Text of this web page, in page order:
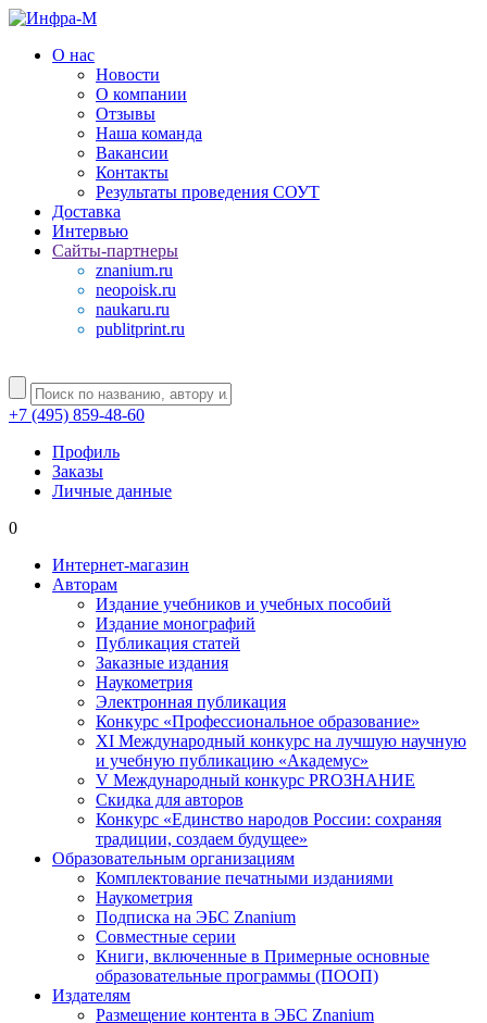
О нас
Новости
О компании
Отзывы
Наша команда
Вакансии
Контакты
Результаты проведения СОУТ
Доставка
Интервью
Сайты-партнеры
znanium.ru
neopoisk.ru
naukaru.ru
publitprint.ru
+7 (495) 859-48-60
Профиль
Заказы
Личные данные
0
Интернет-магазин
Авторам
Издание учебников и учебных пособий
Издание монографий
Публикация статей
Заказные издания
Наукометрия
Электронная публикация
Конкурс «Профессиональное образование»
XI Международный конкурс на лучшую научную
и учебную публикацию «Академус»
V Международный конкурс PROЗНАНИЕ
Скидка для авторов
Конкурс «Единство народов России: сохраняя
традиции, создаем будущее»
Образовательным организациям
Комплектование печатными изданиями
Наукометрия
Подписка на ЭБС Znanium
Совместные серии
Книги, включенные в Примерные основные
образовательные программы (ПООП)
Издателям
Размещение контента в ЭБС Znanium